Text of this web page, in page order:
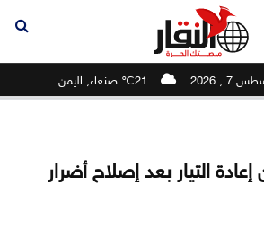
7 , 2026 21℃ صنعاء, اليمن
التيار بعد إصلاح أضرار